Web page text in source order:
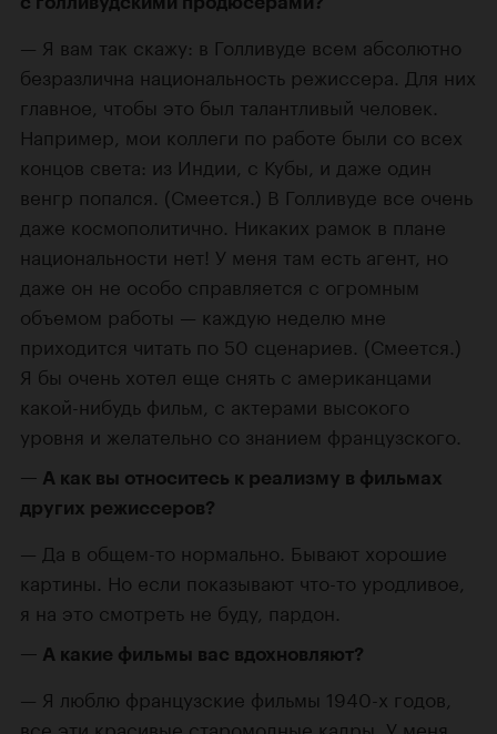
Я вам так скажу: в Голливуде всем абсолютно
безразлична национальность режиссера. Для них
главное, чтобы это был талантливый человек.
Например, мои коллеги по работе были со всех
концов света: из Индии, с Кубы, и даже один
венгр попался. (Смеется.) В Голливуде все очень
даже космополитично. Никаких рамок в плане
национальности нет! У меня там есть агент, но
даже он не особо справляется с огромным
объемом работы — каждую неделю мне
приходится читать по 50 сценариев. (Смеется.)
Я бы очень хотел еще снять с американцами
какой-нибудь фильм, с актерами высокого
уровня и желательно со знанием французского.
А как вы относитесь к реализму в фильмах
других режиссеров?
Да в общем-то нормально. Бывают хорошие
картины. Но если показывают что-то уродливое,
я на это смотреть не буду, пардон.
А какие фильмы вас вдохновляют?
Я люблю французские фильмы 1940-х годов,
все эти красивые старомодные кадры. У меня